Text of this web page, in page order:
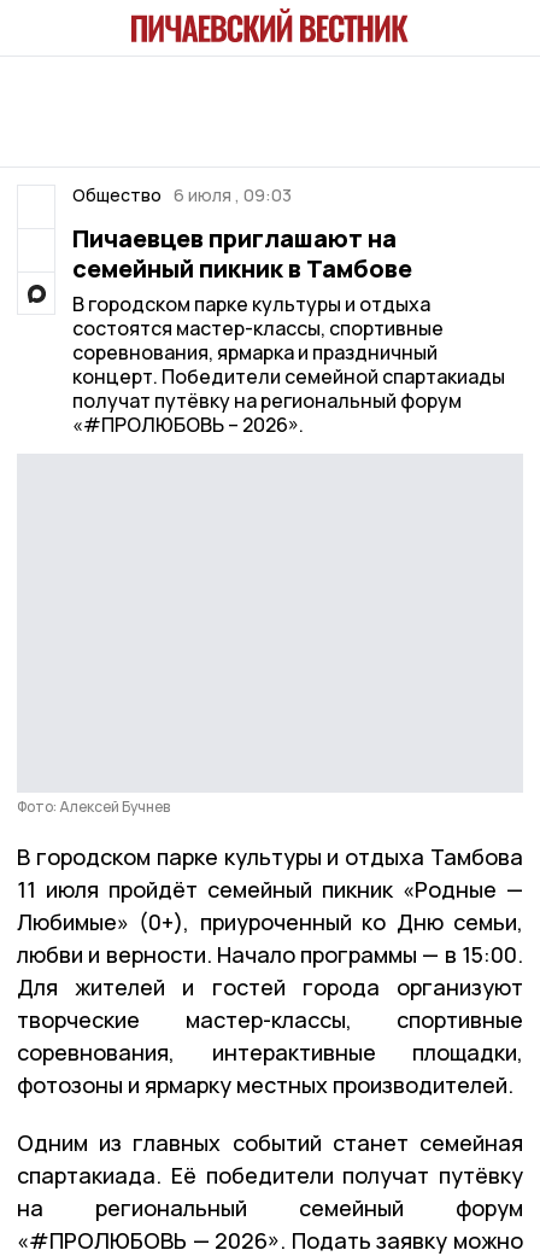
Общество 6 июля , 09:03
Пичаевцев приглашают на
семейный пикник в Тамбове
В городском парке культуры и отдыха
состоятся мастер-классы, спортивные
соревнования, ярмарка и праздничный
концерт. Победители семейной спартакиады
получат путёвку на региональный форум
«#ПРОЛЮБОВЬ – 2026».
Фото: Алексей Бучнев
В городском парке культуры и отдыха Тамбова
11 июля пройдёт семейный пикник «Родные —
Любимые» (0+), приуроченный ко Дню семьи,
любви и верности. Начало программы — в 15:00.
Для жителей и гостей города организуют
творческие мастер-классы, спортивные
соревнования, интерактивные площадки,
фотозоны и ярмарку местных производителей.
Одним из главных событий станет семейная
спартакиада. Её победители получат путёвку
на региональный семейный форум
«#ПРОЛЮБОВЬ — 2026». Подать заявку можно